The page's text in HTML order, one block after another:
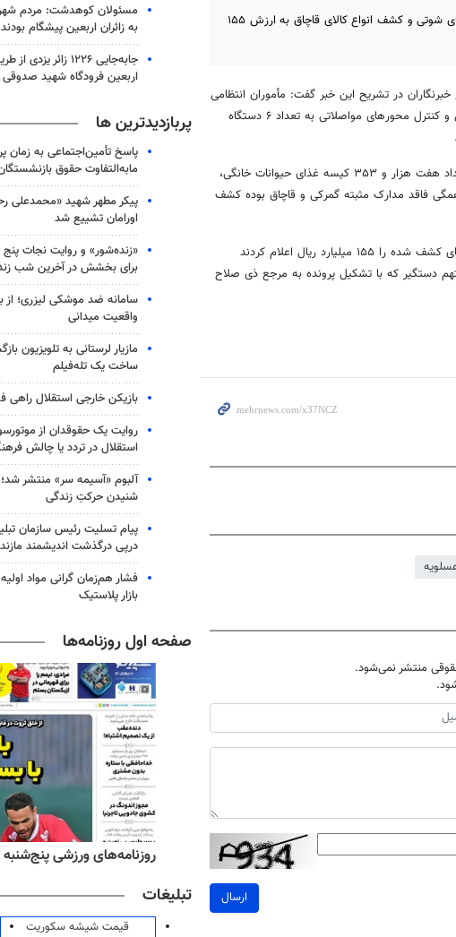
بوشهر- فرمانده انتظامی استان بوشهر از توقیف کاروان خودروهای شوتی و کشف انواع کالای قاچاق به ارزش ۱۵۵
در تشریح این خبر گفت: مأموران انتظامی
عسلویه در راستای اجرای طرح مبارزه با قاچاق کالا، حین گشت زنی و کنترل محورهای مواصلاتی به تعداد ۶ دستگاه
وی افزود: در بازرسی از این خودروها انواع کالای قاچاق از قبیل تعداد هفت هزار و ۳۵۳ کیسه غذای حیوانات خانگی،
و ۹۰۰ ثوب انواع پوشاک که همگی فاقد مدارک مثبته گمرکی و قاچاق بوده کشف
فرمانده انتظامی استان بوشهر با بیان اینکه کارشناسان ارزش کالاهای کشف شده را ۱۵۵ میلیارد ریال اعلام کردند
در این خصوص ۶ دستگاه خودرو توقیف و ۶ نفر متهم دستگیر که با تشکیل پرونده به مرجع ذی صلاح
منتشر نمی‌شود.
ارسال
مسئولان کوهدشت: مردم
به زائران اربعین پیشگام بودند
جابه‌جایی ۱۲۲۶ زائر
اربعین فرودگاه شهید صدوقی
پربازدیدترین ها
پاسخ تأمین‌اجتماعی به زمان
مابه‌التفاوت حقوق
پیکر مطهر شهید «محمدعلی
اورامان تشییع شد
«زنده‌شور» و روایت نجات
برای بخشش در آخرین شب
سامانه ضد موشکی لیزری؛ از
واقعیت میدانی
مازیار لرستانی به تلویزیون
ساخت یک تله‌فیلم
بازیکن خارجی استقلال راهی
روایت یک حقوقدان از
استقلال در تردد یا چالش
آلبوم «آسیمه سر» منتشر
شنیدن حرکتِ زندگی
پیام تسلیت رئیس سازمان
درپی درگذشت اندیشمند
فشار هم‌زمان گرانی مواد
بازار پلاستیک
صفحه اول روزنامه‌ها
روزنامه‌های صبح پنج‌شنبه ۱۵ مرداد ۱۴۰۵ روزنامه‌های ورزشی پنج‌شنبه ۱۵ مرداد ۱۴۰۵
تبلیغات
قیمت شیشه سکوریت